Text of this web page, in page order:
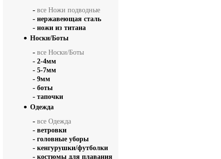
- все Ножи подводные
- нержавеющая сталь
- ножи из титана
Носки/Боты
- все Носки/Боты
- 2-4мм
- 5-7мм
- 9мм
- боты
- тапочки
Одежда
- все Одежда
- ветровки
- головные уборы
- кенгурушки/футболки
- костюмы для плавания